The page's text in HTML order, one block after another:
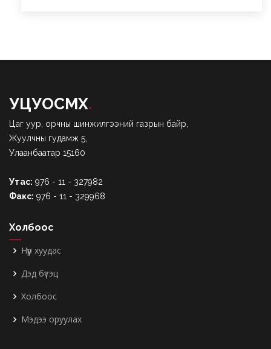
УЦУОСМХ.
Цаг уур, орчны шинжилгээний газрын байр,
Жуулчны гудамж 5,
Улаанбаатар 15160
Утас: 976 - 11 - 327982
Факс: 976 - 11 - 329968
Холбоос
Нүүр хуудас
Дэд бүтэц
Холбоос
Мэдээ оруулах